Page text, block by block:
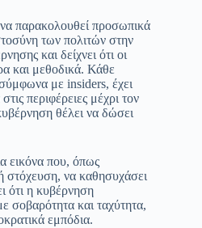
παρακολουθεί προσωπικά
των πολιτών στην
και δείχνει ότι οι
και μεθοδικά. Κάθε
με insiders, έχει
περιφέρειες μέχρι τον
θέλει να δώσει
εικόνα που, όπως
στόχευση, να καθησυχάσει
ότι η κυβέρνηση
σοβαρότητα και ταχύτητα,
εμπόδια.